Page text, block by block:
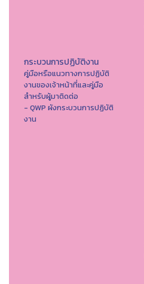
กระบวนการปฏิบัติงาน
คู่มือหรือแนวทางการปฏิบัติ
งานของเจ้าหน้าที่และคู่มือ
สำหรับผู้มาติดต่อ
- QWP ผังกระบวนการปฏิบัติ
งาน